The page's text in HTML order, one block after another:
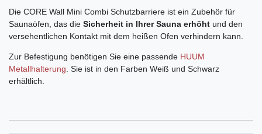
Die CORE Wall Mini Combi Schutzbarriere ist ein Zubehör für
Saunaöfen, das die Sicherheit in Ihrer Sauna erhöht und den
versehentlichen Kontakt mit dem heißen Ofen verhindern kann.
Zur Befestigung benötigen Sie eine passende HUUM
Metallhalterung . Sie ist in den Farben Weiß und Schwarz
erhältlich.